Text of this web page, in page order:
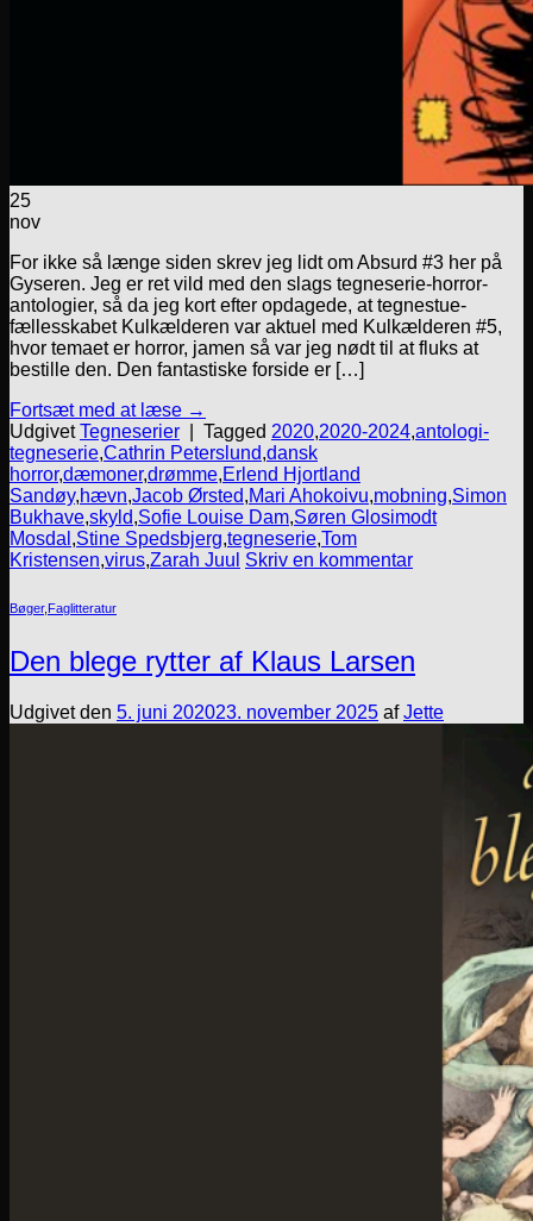
25
nov
For ikke så længe siden skrev jeg lidt om Absurd #3 her på
Gyseren. Jeg er ret vild med den slags tegneserie-horror-
antologier, så da jeg kort efter opdagede, at tegnestue-
fællesskabet Kulkælderen var aktuel med Kulkælderen #5,
hvor temaet er horror, jamen så var jeg nødt til at fluks at
bestille den. Den fantastiske forside er […]
Fortsæt med at læse →
UdgivetTegneserier Tagged 2020,2020-2024,antologi-
tegneserie,Cathrin Peterslund,dansk
horror,dæmoner,drømme,Erlend Hjortland
Sandøy,hævn,Jacob Ørsted,Mari Ahokoivu,mobning,Simon
Bukhave,skyld,Sofie Louise Dam,Søren Glosimodt
Mosdal ,Stine Spedsbjerg,tegneserie,Tom
Kristensen,virus,Zarah Juul Skriv en kommentar
Bøger, Faglitteratur
Den blege rytter af Klaus Larsen
Udgivet den 5. juni 202023. november 2025 afJette